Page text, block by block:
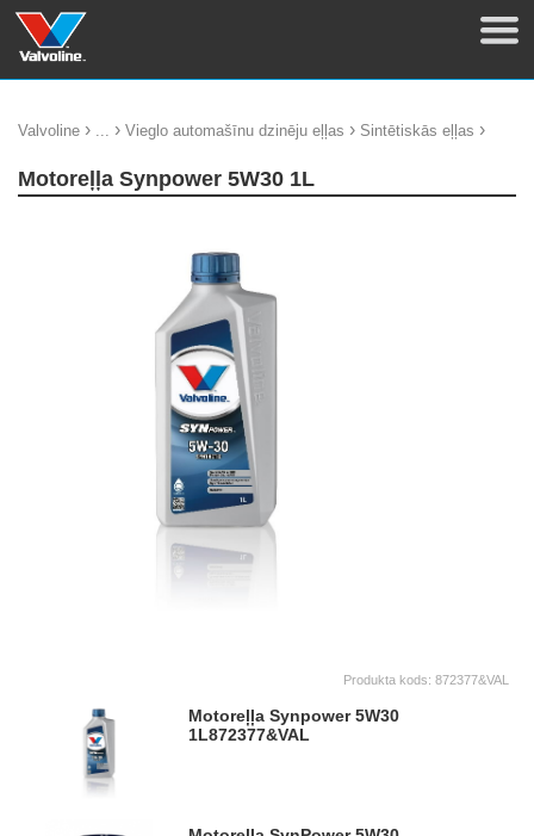
Valvoline › ... › Vieglo automašīnu dzinēju eļļas › Sintētiskās eļļas ›
Motoreļļa Synpower 5W30 1L
Produkta kods: 872377&VAL
Motoreļļa Synpower 5W30
1L872377&VAL